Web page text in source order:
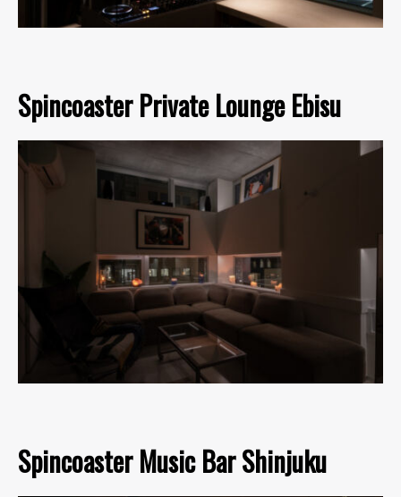
Spincoaster Private Lounge Ebisu
Spincoaster Music Bar Shinjuku